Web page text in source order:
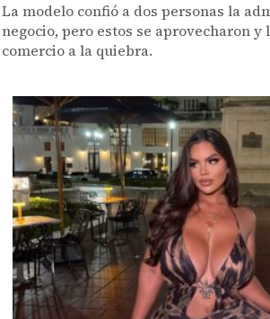
La modelo confió a dos personas la
negocio, pero estos se aprovecharon y
comercio a la quiebra.